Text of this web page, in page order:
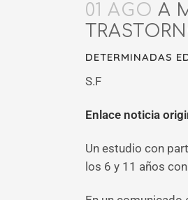
01 AGO A
DETERMINADAS
S.F
Enlace noticia
Un estudio con
los 6 y 11 años